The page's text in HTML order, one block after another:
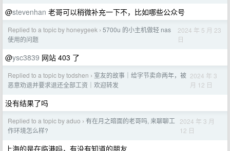
@stevenhan 老哥可以稍微补充一下不，比如哪些公众号
Replied to a topic by honeygeek › 5700u 的小主机做轻 nas
使用的问题
2024 年 5 月 23
日
@ysc3839 网站 403 了
Replied to a topic by todshen › 室友的故事｜给字节卖命两年，被
恶意劝退并要求退还全部工资｜欢迎转发
2024 年 3
月 12 日
没有结果了吗
Replied to a topic by aduo › 有在月之暗面的老哥吗, 来聊聊工
作环境怎么样?
2024 年 3 月
12 日
上海的是在临港吗，有没有知道的朋友